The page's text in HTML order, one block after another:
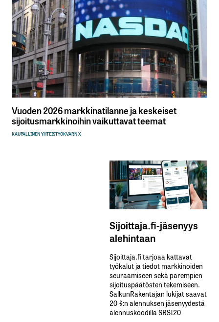
Vuoden 2026 markkinatilanne ja keskeiset
sijoitusmarkkinoihin vaikuttavat teemat
KAUPALLINEN YHTEISTYÖKVARN X
Sijoittaja.fi-jäsenyys
alehintaan
Sijoittaja.fi tarjoaa kattavat
työkalut ja tiedot markkinoiden
seuraamiseen sekä parempien
sijoituspäätösten tekemiseen.
SalkunRakentajan lukijat saavat
20 %:n alennuksen jäsenyydestä
alennuskoodilla SRSI20